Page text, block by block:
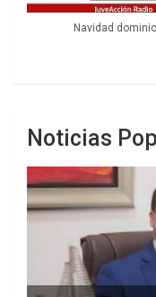
Navidad
Noticias